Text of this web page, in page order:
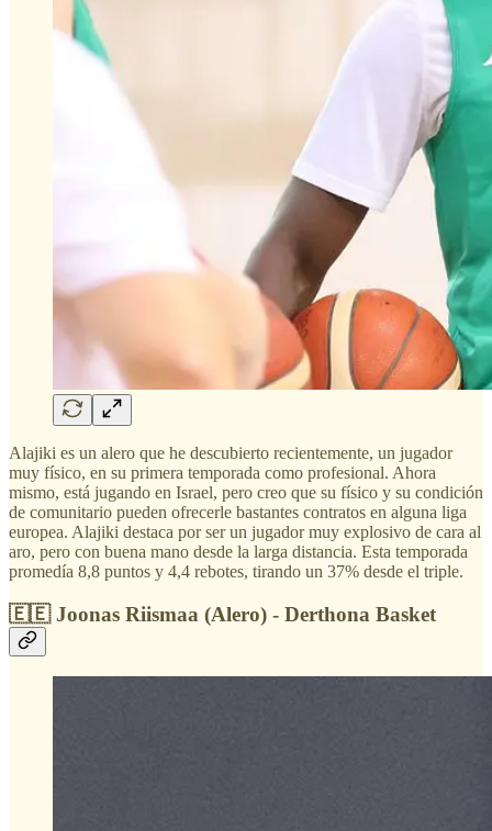
Alajiki es un alero que he descubierto recientemente, un jugador
muy físico, en su primera temporada como profesional. Ahora
mismo, está jugando en Israel, pero creo que su físico y su condición
de comunitario pueden ofrecerle bastantes contratos en alguna liga
europea. Alajiki destaca por ser un jugador muy explosivo de cara al
aro, pero con buena mano desde la larga distancia. Esta temporada
promedía 8,8 puntos y 4,4 rebotes, tirando un 37% desde el triple.
🇪🇪 Joonas Riismaa (Alero) - Derthona Basket